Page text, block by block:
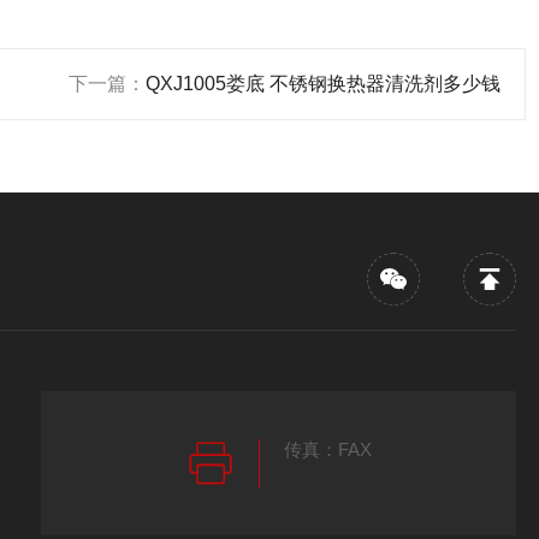
下一篇： QXJ1005娄底 不锈钢换热器清洗剂多少钱
传真：FAX